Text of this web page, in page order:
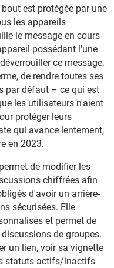
est protégée par une
les appareils
le message en cours
possédant l'une
ce message.
de rendre toutes ses
par défaut – ce qui est
les utilisateurs n'aient
protéger leurs
qui avance lentement,
en 2023.
de modifier les
chiffrées afin
d'avoir un arrière-
sécurisées. Elle
et permet de
de groupes.
un lien, voir sa vignette
statuts actifs/inactifs